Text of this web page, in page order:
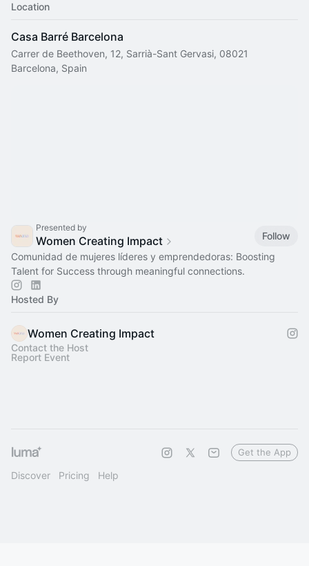
Location
Casa Barré Barcelona
Carrer de Beethoven, 12, Sarrià-Sant Gervasi, 08021
Barcelona, Spain
Presented by
Women Creating Impact
Follow
Comunidad de mujeres líderes y emprendedoras: Boosting
Talent for Success through meaningful connections.
Hosted By
Women Creating Impact
Contact the Host
Report Event
Discover Pricing Help
Get the App